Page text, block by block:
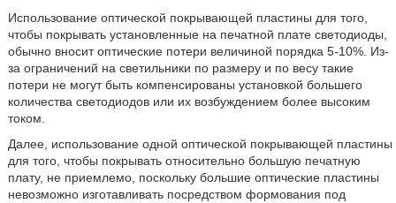
Использование оптической покрывающей пластины для того,
чтобы покрывать установленные на печатной плате светодиоды,
обычно вносит оптические потери величиной порядка 5-10%. Из-
за ограничений на светильники по размеру и по весу такие
потери не могут быть компенсированы установкой большего
количества светодиодов или их возбуждением более высоким
током.
Далее, использование одной оптической покрывающей пластины
для того, чтобы покрывать относительно большую печатную
плату, не приемлемо, поскольку большие оптические пластины
невозможно изготавливать посредством формования под